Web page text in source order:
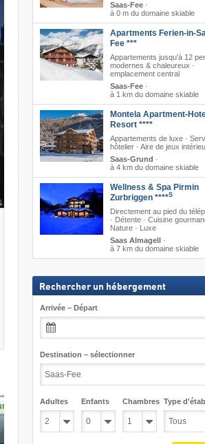
Saas-Fee·
à 0 m du domaine skiable
Apartments Ferien-in-
Fee ***
Appartements jusqu'à 12
modernes & chaleureux ·
emplacement central
Saas-Fee·
à 1 km du domaine skiable
Montela Apartment-
Resort ****
Appartements de luxe ·
hôtelier · Aire de jeux
Saas-Grund ·
à 4 km du domaine skiable
Wellness & Spa Pirmin
Zurbriggen ****S
Directement au pied du
· Détente · Cuisine
Nature · Luxe
Saas Almagell·
à 7 km du domaine skiable
Rechercher un hébergement
Arrivée – Départ
Destination – sélectionner
Adultes Enfants Chambres Type